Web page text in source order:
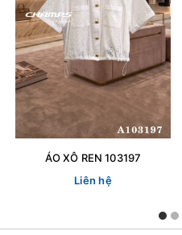
ÁO XÔ REN 103197
Liên hệ